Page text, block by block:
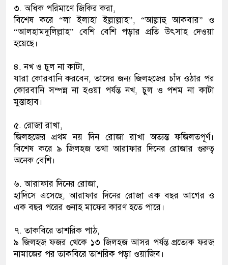
৩. অধিক পরিমাণে জিকির করা,
বিশেষ করে “লা ইলাহা ইল্লাল্লাহ”, “আল্লাহু আকবার” ও
“আলহামদুলিল্লাহ” বেশি বেশি পড়ার প্রতি উৎসাহ দেওয়া
হয়েছে।
৪. নখ ও চুল না কাটা,
যারা কোরবানি করবেন, তাদের জন্য জিলহজের চাঁদ ওঠার পর
কোরবানি সম্পন্ন না হওয়া পর্যন্ত নখ, চুল ও পশম না কাটা
মুস্তাহাব।
৫. রোজা রাখা,
জিলহজের প্রথম নয় দিন রোজা রাখা অত্যন্ত ফজিলতপূর্ণ।
বিশেষ করে ৯ জিলহজ তথা আরাফার দিনের রোজার গুরুত্ব
অনেক বেশি।
৬. আরাফার দিনের রোজা,
হাদিসে এসেছে, আরাফার দিনের রোজা এক বছর আগের ও
এক বছর পরের গুনাহ মাফের কারণ হতে পারে।
৭. তাকবিরে তাশরিক পাঠ,
৯ জিলহজ ফজর থেকে ১৩ জিলহজ আসর পর্যন্ত প্রত্যেক ফরজ
নামাজের পর তাকবিরে তাশরিক পড়া ওয়াজিব।